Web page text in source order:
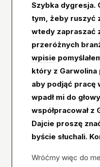
Szybka dygresja.
tym, żeby ruszyć
wtedy zapraszać
przeróżnych
wpisie
który z Garwolina
aby podjąć pracę
wpadł mi do
współpracował z
Dajcie proszę
byście słuchali.
Wróćmy więc do